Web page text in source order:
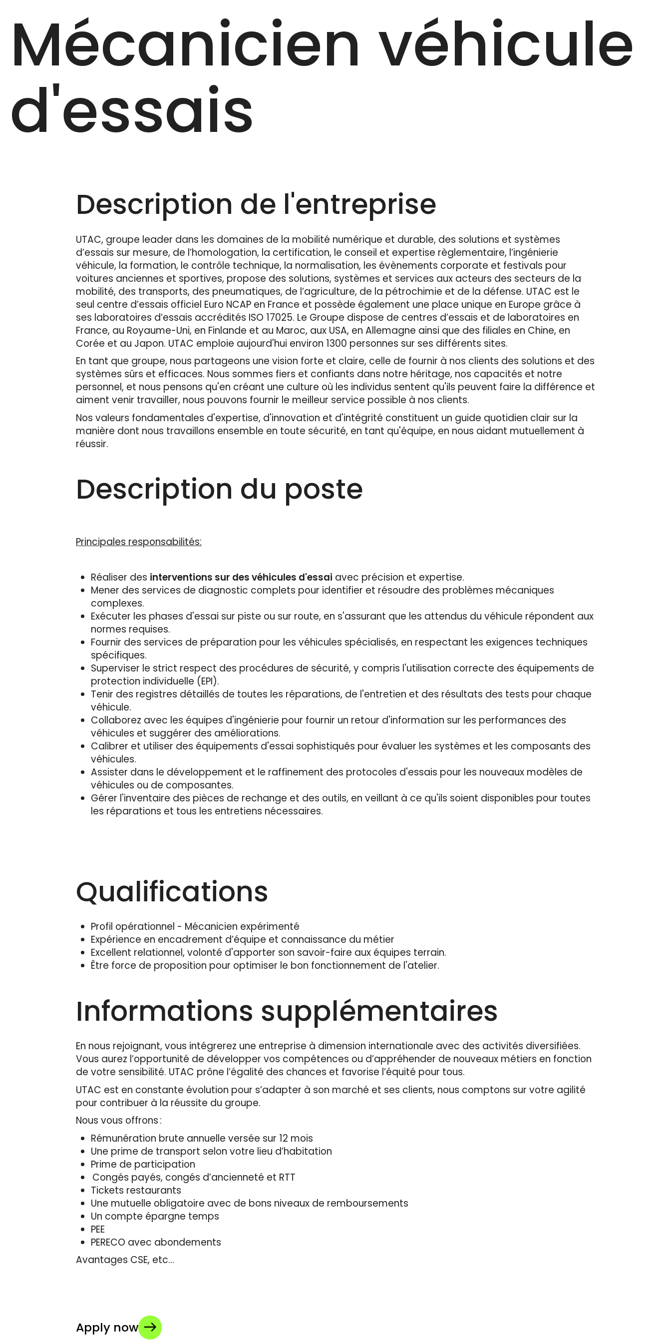
Mécanicien véhicule
d'essais
Description de l'entreprise
UTAC, groupe leader dans les domaines de la mobilité numérique et durable, des solutions et systèmes
d’essais sur mesure, de l’homologation, la certification, le conseil et expertise règlementaire, l’ingénierie
véhicule, la formation, le contrôle technique, la normalisation, les évènements corporate et festivals pour
voitures anciennes et sportives, propose des solutions, systèmes et services aux acteurs des secteurs de la
mobilité, des transports, des pneumatiques, de l’agriculture, de la pétrochimie et de la défense. UTAC est le
seul centre d’essais officiel Euro NCAP en France et possède également une place unique en Europe grâce à
ses laboratoires d’essais accrédités ISO 17025. Le Groupe dispose de centres d’essais et de laboratoires en
France, au Royaume-Uni, en Finlande et au Maroc, aux USA, en Allemagne ainsi que des filiales en Chine, en
Corée et au Japon. UTAC emploie aujourd'hui environ 1300 personnes sur ses différents sites.
En tant que groupe, nous partageons une vision forte et claire, celle de fournir à nos clients des solutions et des
systèmes sûrs et efficaces. Nous sommes fiers et confiants dans notre héritage, nos capacités et notre
personnel, et nous pensons qu'en créant une culture où les individus sentent qu'ils peuvent faire la différence et
aiment venir travailler, nous pouvons fournir le meilleur service possible à nos clients.
Nos valeurs fondamentales d'expertise, d'innovation et d'intégrité constituent un guide quotidien clair sur la
manière dont nous travaillons ensemble en toute sécurité, en tant qu'équipe, en nous aidant mutuellement à
réussir.
Description du poste
Principales responsabilités:
Réaliser des interventions sur des véhicules d'essai avec précision et expertise.
Mener des services de diagnostic complets pour identifier et résoudre des problèmes mécaniques
complexes.
Exécuter les phases d'essai sur piste ou sur route, en s'assurant que les attendus du véhicule répondent aux
normes requises.
Fournir des services de préparation pour les véhicules spécialisés, en respectant les exigences techniques
spécifiques.
Superviser le strict respect des procédures de sécurité, y compris l'utilisation correcte des équipements de
protection individuelle (EPI).
Tenir des registres détaillés de toutes les réparations, de l'entretien et des résultats des tests pour chaque
véhicule.
Collaborez avec les équipes d'ingénierie pour fournir un retour d'information sur les performances des
véhicules et suggérer des améliorations.
Calibrer et utiliser des équipements d'essai sophistiqués pour évaluer les systèmes et les composants des
véhicules.
Assister dans le développement et le raffinement des protocoles d'essais pour les nouveaux modèles de
véhicules ou de composantes.
Gérer l'inventaire des pièces de rechange et des outils, en veillant à ce qu'ils soient disponibles pour toutes
les réparations et tous les entretiens nécessaires.
Qualifications
Profil opérationnel - Mécanicien expérimenté
Expérience en encadrement d’équipe et connaissance du métier
Excellent relationnel, volonté d'apporter son savoir-faire aux équipes terrain.
Être force de proposition pour optimiser le bon fonctionnement de l'atelier.
Informations supplémentaires
En nous rejoignant, vous intégrerez une entreprise à dimension internationale avec des activités diversifiées.
Vous aurez l’opportunité de développer vos compétences ou d’appréhender de nouveaux métiers en fonction
de votre sensibilité. UTAC prône l’égalité des chances et favorise l’équité pour tous.
UTAC est en constante évolution pour s’adapter à son marché et ses clients, nous comptons sur votre agilité
pour contribuer à la réussite du groupe.
Nous vous offrons :
Rémunération brute annuelle versée sur 12 mois
Une prime de transport selon votre lieu d’habitation
Prime de participation
Congés payés, congés d’ancienneté et RTT
Tickets restaurants
Une mutuelle obligatoire avec de bons niveaux de remboursements
Un compte épargne temps
PEE
PERECO avec abondements
Avantages CSE, etc…
Apply now